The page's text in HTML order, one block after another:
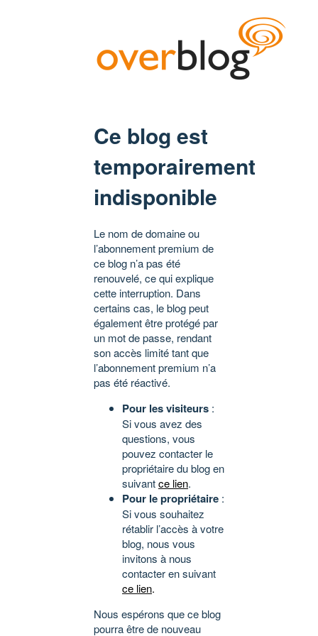
Ce blog est
temporairement
indisponible
Le nom de domaine ou
l’abonnement premium de
ce blog n’a pas été
renouvelé, ce qui explique
cette interruption. Dans
certains cas, le blog peut
également être protégé par
un mot de passe, rendant
son accès limité tant que
l’abonnement premium n’a
pas été réactivé.
Pour les visiteurs :
Si vous avez des
questions, vous
pouvez contacter le
propriétaire du blog en
suivantce lien.
Pour le propriétaire :
Si vous souhaitez
rétablir l’accès à votre
blog, nous vous
invitons à nous
contacter en suivant
ce lien.
Nous espérons que ce blog
pourra être de nouveau